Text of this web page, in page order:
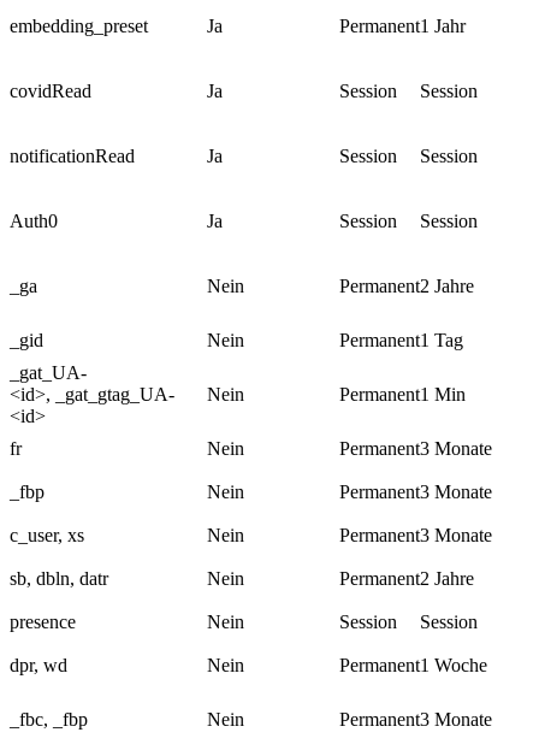
embedding_preset Ja Permanent1 Jahr
covidRead Ja Session Session
notificationRead Ja Session Session
Auth0 Ja Session Session
_ga Nein Permanent2 Jahre
_gid Nein Permanent1 Tag
_gat_UA-
<id>, _gat_gtag_UA-
<id>
Nein Permanent1 Min
fr Nein Permanent3 Monate
_fbp Nein Permanent3 Monate
c_user, xs Nein Permanent3 Monate
sb, dbln, datr Nein Permanent2 Jahre
presence Nein Session Session
dpr, wd Nein Permanent1 Woche
_fbc, _fbp Nein Permanent3 Monate